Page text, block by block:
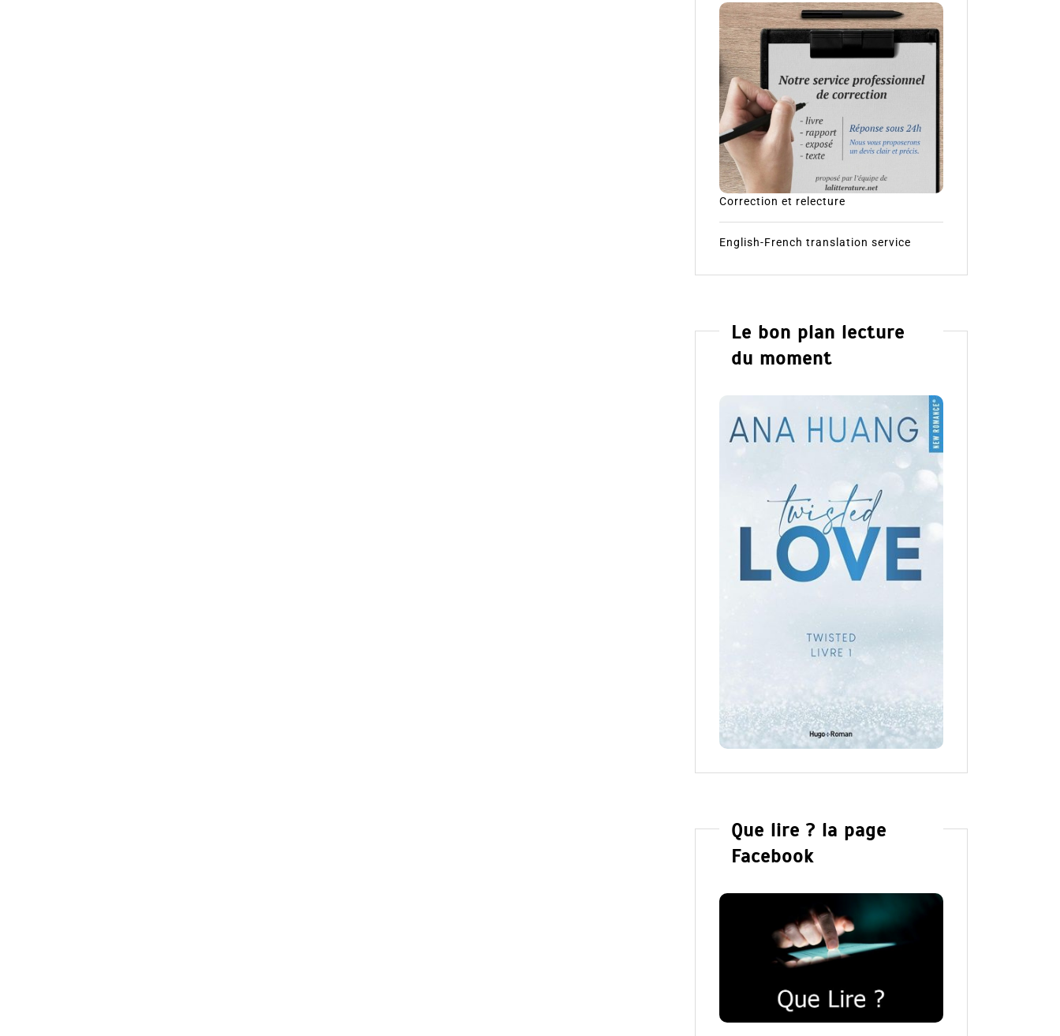
Correction et relecture
English-French translation service
Le bon plan lecture
du moment
Que lire ? la page
Facebook